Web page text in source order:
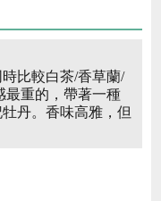
比較白茶/香草蘭/
最重的，帶著一種
丹。香味高雅，但